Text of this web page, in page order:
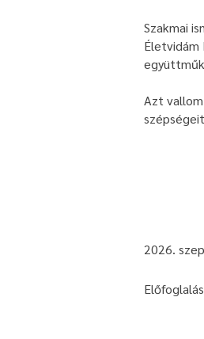
Szakmai
Életvidám
Azt
2026.